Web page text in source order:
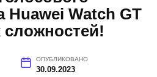
Huawei Watch GT
ОПУБЛИКОВАНО
30.09.2023